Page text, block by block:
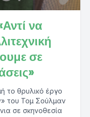
να
σε
το θρυλικό έργο
του Τομ Σούλμαν
σε σκηνοθεσία